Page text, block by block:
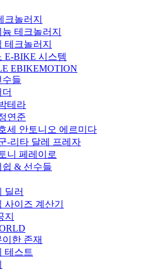
크놀러지
테크놀러지
테크놀러지
E-BIKE 시스템
EBIKEMOTION
수들
테라
연준
세 안토니오 에르미다
-리타 달레 프레자
토니 페레이로
쉽 & 선수들
딜러
사이즈 계산기
지
한 존재
테스트